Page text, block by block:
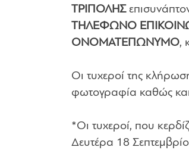
ΤΡΙΠΟΛΗΣ
ΤΗΛΕΦΩΝΟ
ΟΝΟΜΑΤΕΠΩΝΥΜΟ,
Οι τυχεροί της
φωτογραφία καθώς
*Οι τυχεροί, που
Δευτέρα 18